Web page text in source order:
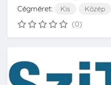
Cégméret:
Kis Közép
(0)